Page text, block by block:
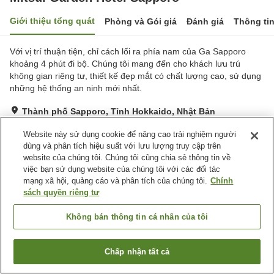
Giới thiệu tổng quát Phòng và Gói giá Đánh giá Thông
Với vị trí thuận tiện, chỉ cách lối ra phía nam của Ga Sapporo
khoảng 4 phút đi bộ. Chúng tôi mang đến cho khách lưu trú
không gian riêng tư, thiết kế đẹp mắt có chất lượng cao, sử dụng
những hệ thống an ninh mới nhất.
Thành phố Sapporo, Tỉnh Hokkaido, Nhật Bản
Tuyệt vời Đánh giá:437 lượt
Tiện nghi chỗ nghỉ
Bãi đỗ xe
Trang chủ Nhật Bản Tỉnh Hokkaido
Thành phố Sapporo
Mitsui Garden Hotel SapporoTìm phòng trống
Website này sử dụng cookie để nâng cao trải nghiệm người
dùng và phân tích hiệu suất với lưu lượng truy cập trên
website của chúng tôi. Chúng tôi cũng chia sẻ thông tin về
việc bạn sử dụng website của chúng tôi với các đối tác
mạng xã hội, quảng cáo và phân tích của chúng tôi. Chính
sách quyền riêng tư
Không bán thông tin cá nhân của tôi
Chấp nhận tất cả